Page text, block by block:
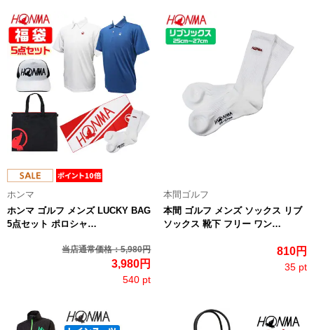
ホンマ
ホンマ ゴルフ メンズ LUCKY BAG
5点セット ポロシャ…
当店通常価格：5,980円
3,980円
540 pt
本間ゴルフ
本間 ゴルフ メンズ ソックス リブ
ソックス 靴下 フリー ワン…
810円
35 pt